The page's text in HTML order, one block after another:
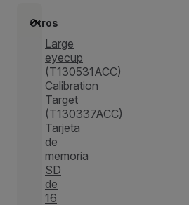
Otros
Large
eyecup
(T130531ACC)
Calibration
Target
(T130337ACC)
Tarjeta
de
memoria
SD
de
16